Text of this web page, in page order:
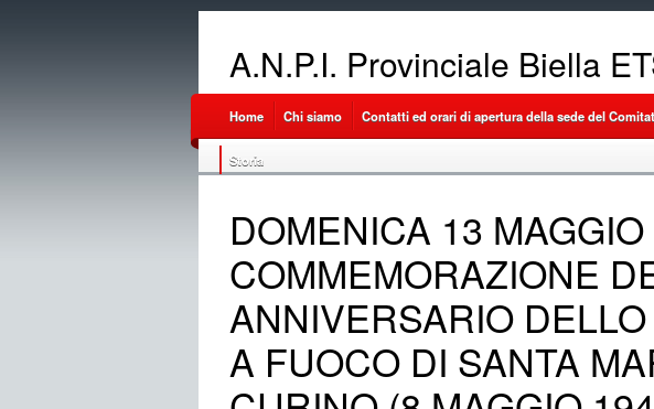
A.N.P.I. Provinciale Biella
Home Chi siamo Contatti ed orari di apertura della sede del
Storia
DOMENICA 13
COMMEMORAZIONE
ANNIVERSARIO
A FUOCO DI SANTA